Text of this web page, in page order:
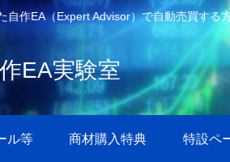
作EA（Expert Advisor）で自動売買する
EA実験室
ル等 商材購入特典 特設ペ